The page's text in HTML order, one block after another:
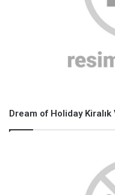
Dream of Holiday